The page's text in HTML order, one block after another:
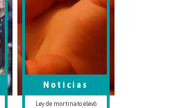
Ley de mortinato elevó
Noticias